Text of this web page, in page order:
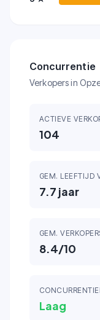
Concurrentie
Verkopers in
ACTIEVE
104
GEM. LEEFTIJD
7.7 jaar
GEM.
8.4/10
Laag